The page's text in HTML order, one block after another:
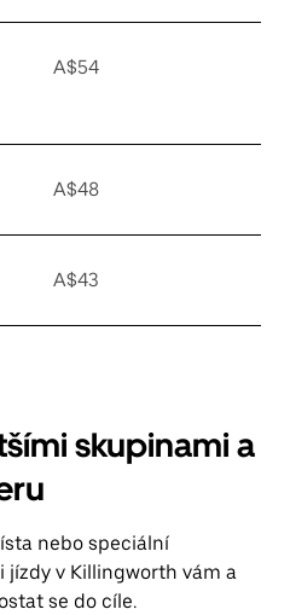
A$54
A$48
A$43
skupinami a
nebo speciální
jízdy v Killingworth vám a
se do cíle.